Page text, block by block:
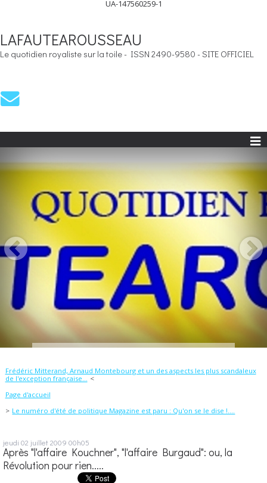
UA-147560259-1
LAFAUTEAROUSSEAU
Le quotidien royaliste sur la toile - ISSN 2490-9580 - SITE OFFICIEL
Frédéric Mitterand, Arnaud Montebourg et un des aspects les plus scandaleux
de l'exception française...
Page d'accueil
Le numéro d'été de politique Magazine est paru : Qu'on se le dise !....
jeudi 02 juillet 2009 00h05
Après "l'affaire Kouchner", "l'affaire Burgaud": ou, la
Révolution pour rien.....